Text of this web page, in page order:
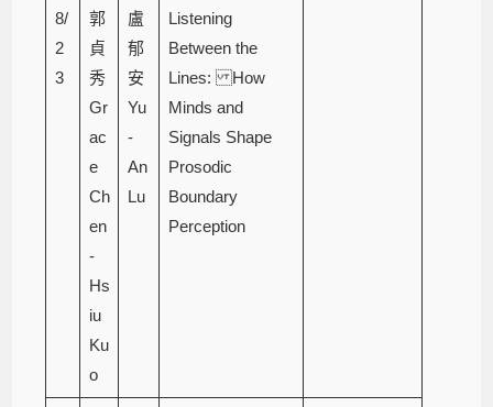
8/
2
3
郭
貞
秀
Gr
ac
e
Ch
en
-
Hs
iu
Ku
o
盧
郁
安
Yu
-
An
Lu
Listening
Between the
Lines: How
Minds and
Signals Shape
Prosodic
Boundary
Perception